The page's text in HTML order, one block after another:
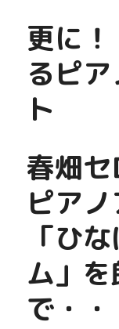
更に
るピ
ト
春畑
ピア
「ひ
ム」
で・・